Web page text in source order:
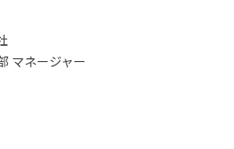
マネージャー